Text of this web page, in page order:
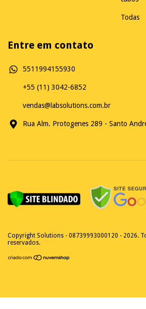
Todas
Entre em contato
5511994155930
+55 (11) 3042-6852
vendas@labsolutions.com.br
Rua Alm. Protogenes 289 - Santo
Copyright Solutions - 08739993000120 - 2026.
reservados.